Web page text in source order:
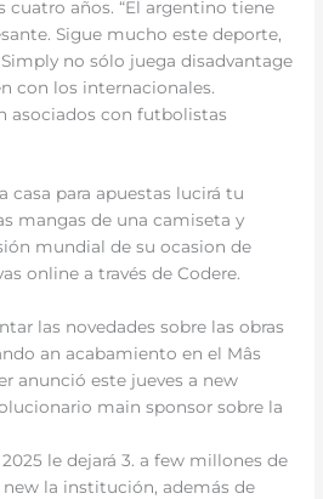
cuatro años. “El argentino tiene
Sigue mucho este deporte,
no sólo juega disadvantage
con los internacionales.
asociados con futbolistas
casa para apuestas lucirá tu
mangas de una camiseta y
mundial de su ocasion de
online a través de Codere.
las novedades sobre las obras
an acabamiento en el Mâs
anunció este jueves a new
main sponsor sobre la
le dejará 3. a few millones de
new la institución, además de